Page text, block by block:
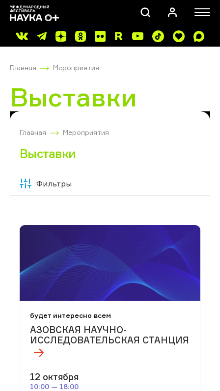
Главная Мероприятия
Выставки
Главная Мероприятия
Выставки
Фильтры
будет интересно всем
АЗОВСКАЯ НАУЧНО-
ИССЛЕДОВАТЕЛЬСКАЯ СТАНЦИЯ
12 октября
10:00 — 18:00